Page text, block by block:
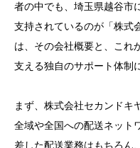
者の中でも、埼玉県越谷市
支持されているのが「株式
は、その会社概要と、これ
支える独自のサポート体制
まず、株式会社セカンドキ
全域や全国への配送ネット
差した配送業務はもちろん